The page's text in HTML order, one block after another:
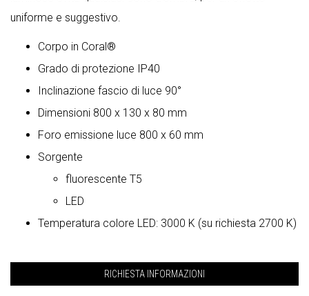
uniforme e suggestivo.
Corpo in Coral®
Grado di protezione IP40
Inclinazione fascio di luce 90°
Dimensioni 800 x 130 x 80 mm
Foro emissione luce 800 x 60 mm
Sorgente
fluorescente T5
LED
Temperatura colore LED: 3000 K (su richiesta 2700 K)
RICHIESTA INFORMAZIONI